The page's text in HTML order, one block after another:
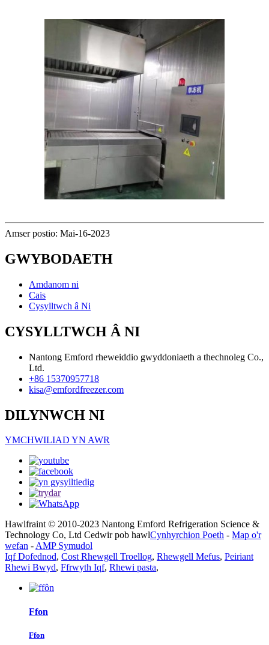
Amser postio: Mai-16-2023
GWYBODAETH
Amdanom ni
Cais
Cysylltwch â Ni
CYSYLLTWCH Â NI
Nantong Emford rheweiddio gwyddoniaeth a thechnoleg Co.,
Ltd.
+86 15370957718
kisa@emfordfreezer.com
DILYNWCH NI
YMCHWILIAD YN AWR
Hawlfraint © 2010-2023 Nantong Emford Refrigeration Science &
Technology Co, Ltd Cedwir pob hawlCynhyrchion Poeth - Map o'r
wefan -AMP Symudol
Iqf Dofednod, Cost Rhewgell Troellog, Rhewgell Mefus, Peiriant
Rhewi Bwyd, Ffrwyth Iqf, Rhewi pasta,
Ffon
Ffon